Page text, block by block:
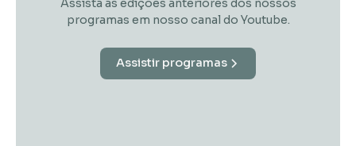
programas em nosso canal do Youtube.
Assistir programas